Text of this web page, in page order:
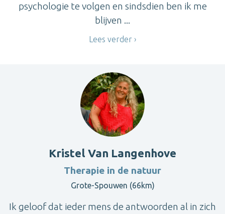
psychologie te volgen en sindsdien ben ik me
blijven ...
Lees verder
Kristel Van Langenhove
Therapie in de natuur
Grote-Spouwen (66km)
Ik geloof dat ieder mens de antwoorden al in zich